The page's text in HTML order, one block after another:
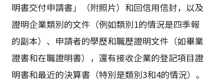
明書交付申請書」（附照片）和回信用信封，以及
證明企業類別的文件（例如類別1的情況是四季報
的副本）、申請者的學歷和職歷證明文件（如畢業
證書和在職證明書），還有接收企業的登記項目證
明書和最近的決算書（特別是類別3和4的情況）。